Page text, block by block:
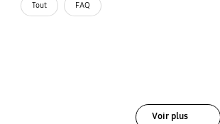
Tout FAQ
Voir plus